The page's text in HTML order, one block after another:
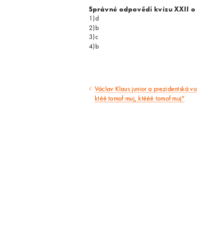
Správné odpovědi kvízu XXII
1)d
2)b
3)c
4)b
Předcházející
Václav Klaus junior a prezidentská
ktéé tomof muj, ktééé tomof muj“